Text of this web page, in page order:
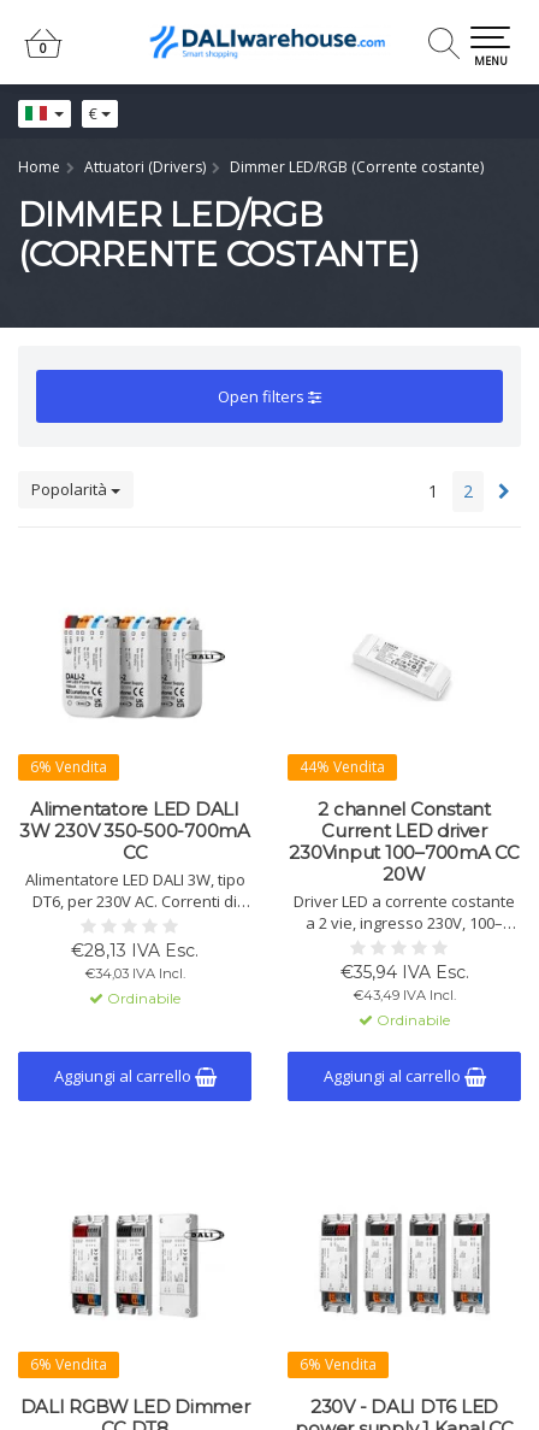
€
0
0
MENU
Home Attuatori (Drivers) Dimmer LED/RGB (Corrente costante)
DIMMER LED/RGB
(CORRENTE COSTANTE)
Open filters
Popolarità 1 2
6% Vendita
Alimentatore LED DALI
3W 230V 350-500-700mA
CC
Alimentatore LED DALI 3W, tipo
DT6, per 230V AC. Correnti di
uscita: 350-500-700mA CC.
Dimmerabile 0,1%-100%,
frequenza PWM regolabile,
protezione termica e contro i
cortocircuiti.
€28,13 IVA Esc.
€34,03 IVA Incl.
Ordinabile
Aggiungi al carrello
44% Vendita
2 channel Constant
Current LED driver
230Vinput 100–700mA CC
20W
Driver LED a corrente costante
a 2 vie, ingresso 230V, 100–
700mA CC, 20W. NFC regolabile,
DALI-2, PC ignifugo V0, dimming
senza sfarfallio, sicurezza
SELV. Adatto per apparecchi
interni.
€35,94 IVA Esc.
€43,49 IVA Incl.
Ordinabile
Aggiungi al carrello
6% Vendita
DALI RGBW LED Dimmer
6% Vendita
230V - DALI DT6 LED